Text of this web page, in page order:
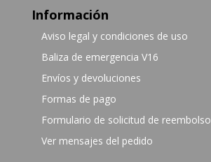
Información
Aviso legal y condiciones de uso
Baliza de emergencia V16
Envíos y devoluciones
Formas de pago
Formulario de solicitud de reembolso
Ver mensajes del pedido